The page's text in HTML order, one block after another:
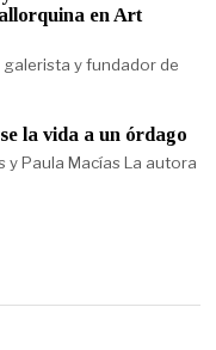
en Art
y fundador de
la vida a un órdago
y Paula Macías La autora